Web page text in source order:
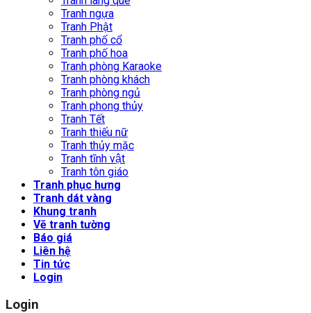
Tranh ngựa
Tranh Phật
Tranh phố cổ
Tranh phố hoa
Tranh phòng Karaoke
Tranh phòng khách
Tranh phòng ngủ
Tranh phong thủy
Tranh Tết
Tranh thiếu nữ
Tranh thủy mặc
Tranh tĩnh vật
Tranh tôn giáo
Tranh phục hưng
Tranh dát vàng
Khung tranh
Vẽ tranh tường
Báo giá
Liên hệ
Tin tức
Login
Login